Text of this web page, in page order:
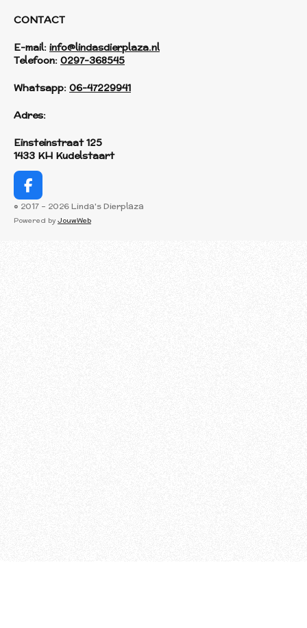
CONTACT
E-mail: info@lindasdierplaza.nl
Telefoon: 0297-368545
Whatsapp: 06-47229941
Adres:
Einsteinstraat 125
1433 KH Kudelstaart
F
a
c
© 2017 - 2026 Linda's Dierplaza
Powered by JouwWeb